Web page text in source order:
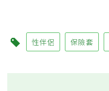
性伴侶 保險套